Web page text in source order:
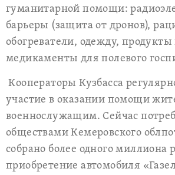
гуманитарной помощи:
барьеры (защита от дронов),
обогреватели, одежду,
медикаменты для полевого
Кооператоры Кузбасса
участие в оказании помощи
военнослужащим. Сейчас
обществами Кемеровского
собрано более одного миллиона
приобретение автомобиля